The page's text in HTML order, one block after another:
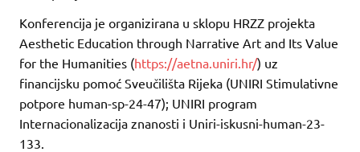
Konferencija je organizirana u sklopu HRZZ projekta
Aesthetic Education through Narrative Art and Its Value
for the Humanities (https://aetna.uniri.hr/) uz
financijsku pomoć Sveučilišta Rijeka (UNIRI Stimulativne
potpore human-sp-24-47); UNIRI program
Internacionalizacija znanosti i Uniri-iskusni-human-23-
133.